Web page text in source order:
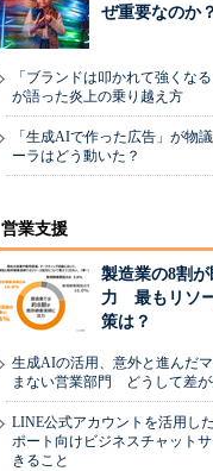
ぜ重要なのか？
「ブランドは叩かれて強くな
が語った炎上の乗り越え方
「生成AIで作った広告」が物
ーラはどう動いた？
営業支援
製造業の8割
力 最もリソ
策は？
生成AIの活用、意外と進んだ
まない営業部門 どうして差が
LINE公式アカウントを活用し
ポート向けビジネスチャット
きること